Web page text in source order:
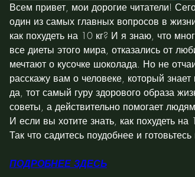
Всем привет, мои дорогие читатели!
один из самых главных вопросов в
как похудеть на 10 кг? И я знаю, что
все диеты этого мира, отказались от
мечтают о кусочке шоколада. Но не
расскажу вам о человеке, который
да, тот самый гуру здорового образа
советы, а действительно помогает
И если вы хотите знать, как похудеть
Так что садитесь поудобнее и
ПОДРОБНЕЕ ЗДЕСЬ